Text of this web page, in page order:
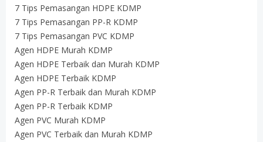
7 Tips Pemasangan HDPE KDMP
7 Tips Pemasangan PP-R KDMP
7 Tips Pemasangan PVC KDMP
Agen HDPE Murah KDMP
Agen HDPE Terbaik dan Murah KDMP
Agen HDPE Terbaik KDMP
Agen PP-R Terbaik dan Murah KDMP
Agen PP-R Terbaik KDMP
Agen PVC Murah KDMP
Agen PVC Terbaik dan Murah KDMP